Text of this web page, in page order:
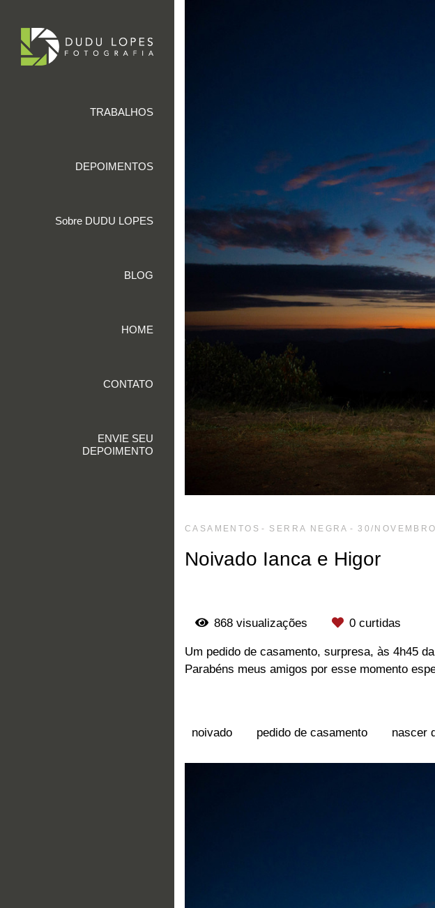
TRABALHOS
DEPOIMENTOS
Sobre DUDU LOPES
BLOG
HOME
CONTATO
ENVIE SEU
DEPOIMENTO
CASAMENTOS SERRA NEGRA 30/
Noivado Ianca e Higor
868 visualizações 0 curtidas
Um pedido de casamento, surpresa, às 4h45
Parabéns meus amigos por esse momento
noivado
pedido de casamento nascer